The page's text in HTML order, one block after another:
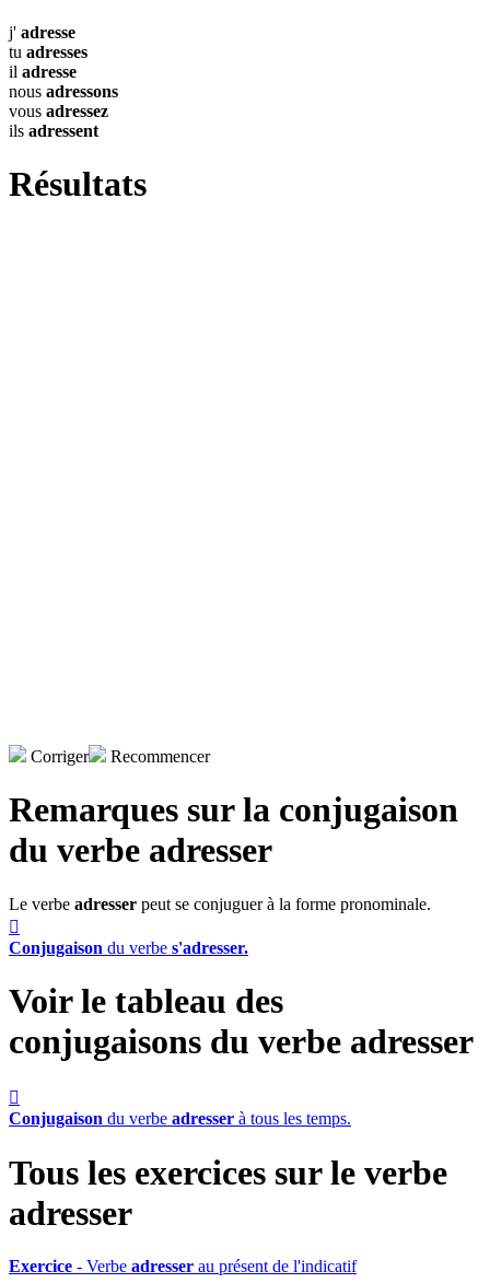
j' adresse
tu adresses
il adresse
nous adressons
vous adressez
ils adressent
Résultats
Corriger Recommencer
Remarques sur la conjugaison
du verbe adresser
Le verbe adresser peut se conjuguer à la forme pronominale.

Conjugaison du verbe s'adresser.
Voir le tableau des
conjugaisons du verbe adresser

Conjugaison du verbe adresser à tous les temps.
Tous les exercices sur le verbe
adresser
Exercice - Verbe adresser au présent de l'indicatif